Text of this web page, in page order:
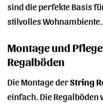
sind die perfekte Basis
stilvolles Wohnambiente.
Montage und
Regalböden
Die Montage derString
einfach. Die Regalböden